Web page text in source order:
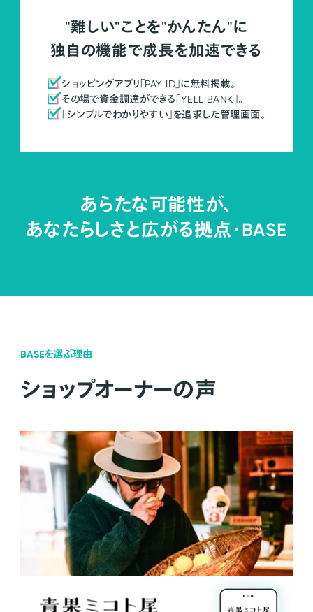
"難しい"ことを"かんたん"に
独自の機能で成長を加速できる
ショッピングアプリ「PAY ID」に無料掲載。
その場で資金調達ができる「YELL BANK」。
「シンプルでわかりやすい」を追求した管理画面。
あらたな可能性が、
あなたらしさと広がる拠点・BASE
BASEを選ぶ理由
ショップオーナーの声